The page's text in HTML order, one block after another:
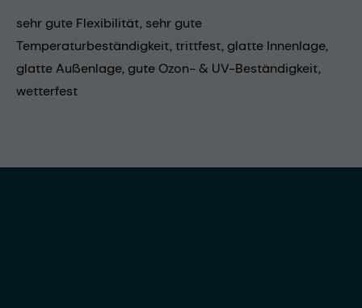
sehr gute Flexibilität, sehr gute
Temperaturbeständigkeit, trittfest, glatte Innenlage,
glatte Außenlage, gute Ozon- & UV-Beständigkeit,
wetterfest